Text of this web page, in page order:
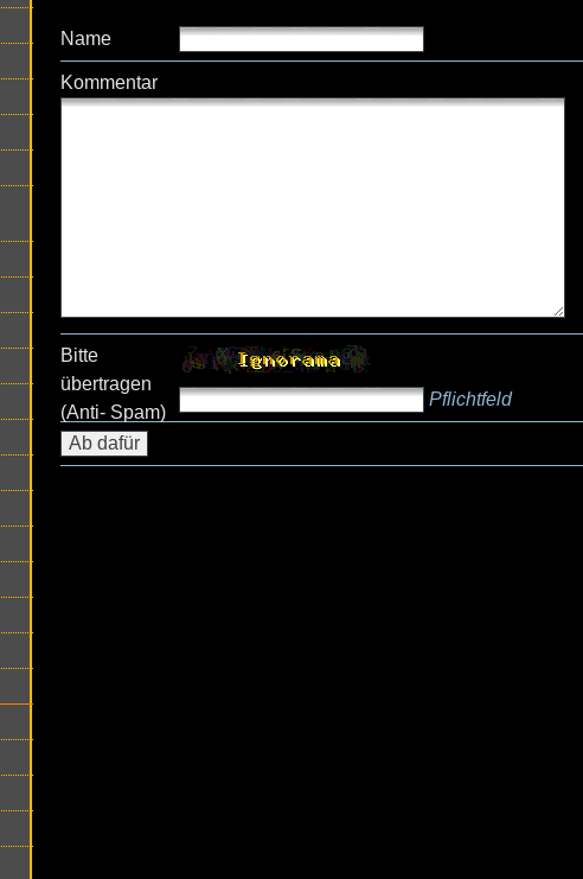
Name
Kommentar
Bitte
übertragen
(Anti- Spam)
Pflichtfeld